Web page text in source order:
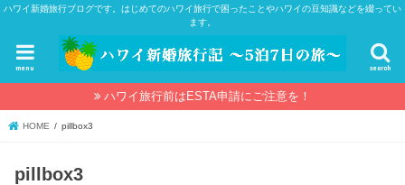
ハワイ新婚旅行ブログです。はじめてのハワイ旅行で困ったことやハワイの豆知識などを綴ってい
ます。
search
menu
ハワイ旅行前はESTA申請にご注意を！
HOME pillbox3
pillbox3